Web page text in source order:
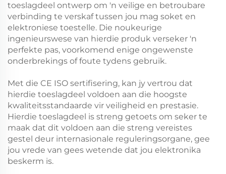
toeslagdeel ontwerp om 'n veilige en betroubare
verbinding te verskaf tussen jou mag soket en
elektroniese toestelle. Die noukeurige
ingenieurswese van hierdie produk verseker 'n
perfekte pas, voorkomend enige ongewenste
onderbrekings of foute tydens gebruik.
Met die CE ISO sertifisering, kan jy vertrou dat
hierdie toeslagdeel voldoen aan die hoogste
kwaliteitsstandaarde vir veiligheid en prestasie.
Hierdie toeslagdeel is streng getoets om seker te
maak dat dit voldoen aan die streng vereistes
gestel deur internasionale reguleringsorgane, gee
jou vrede van gees wetende dat jou elektronika
beskerm is.